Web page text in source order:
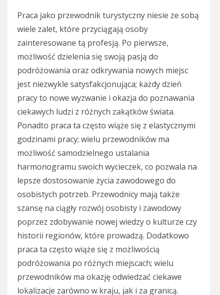
Praca jako przewodnik turystyczny niesie ze sobą
wiele zalet, które przyciągają osoby
zainteresowane tą profesją. Po pierwsze,
możliwość dzielenia się swoją pasją do
podróżowania oraz odkrywania nowych miejsc
jest niezwykle satysfakcjonująca; każdy dzień
pracy to nowe wyzwanie i okazja do poznawania
ciekawych ludzi z różnych zakątków świata.
Ponadto praca ta często wiąże się z elastycznymi
godzinami pracy; wielu przewodników ma
możliwość samodzielnego ustalania
harmonogramu swoich wycieczek, co pozwala na
lepsze dostosowanie życia zawodowego do
osobistych potrzeb. Przewodnicy mają także
szansę na ciągły rozwój osobisty i zawodowy
poprzez zdobywanie nowej wiedzy o kulturze czy
historii regionów, które prowadzą. Dodatkowo
praca ta często wiąże się z możliwością
podróżowania po różnych miejscach; wielu
przewodników ma okazję odwiedzać ciekawe
lokalizacje zarówno w kraju, jak i za granicą.